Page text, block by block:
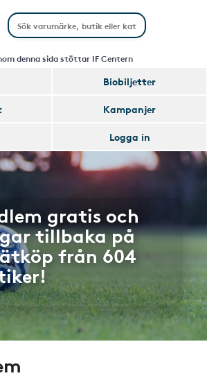
denna sida stöttar IF Centern
Biobiljetter
Kampanjer
Logga in
gratis och
tillbaka på
från 604